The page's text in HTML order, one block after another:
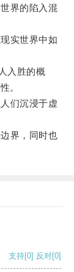
界的陷入混
实世界中如
入胜的概
。
们沉浸于虚
界，同时也
支持[0] 反对[0]